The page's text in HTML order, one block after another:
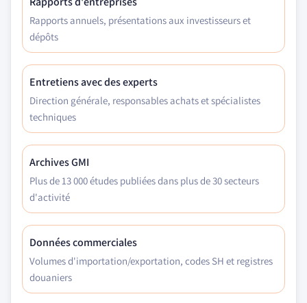
Rapports annuels, présentations aux investisseurs et
dépôts
Entretiens avec des experts
Direction générale, responsables achats et spécialistes
techniques
Archives GMI
Plus de 13 000 études publiées dans plus de 30 secteurs
d'activité
Données commerciales
Volumes d'importation/exportation, codes SH et registres
douaniers